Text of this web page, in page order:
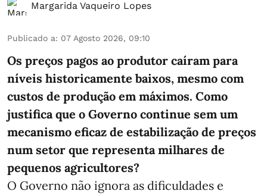
Margarida Vaqueiro Lopes
Publicado a: 07 Agosto 2026, 09:10
Os preços pagos ao produtor caíram para
níveis historicamente baixos, mesmo com
custos de produção em máximos. Como
justifica que o Governo continue sem um
mecanismo eficaz de estabilização de preços
num setor que representa milhares de
pequenos agricultores?
O Governo não ignora as dificuldades e